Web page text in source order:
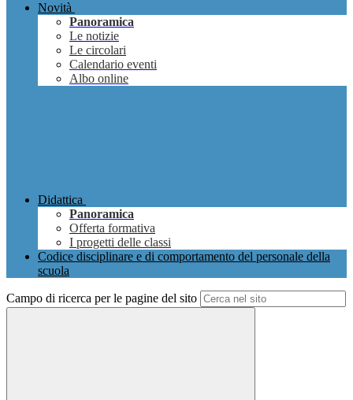
Novità
Panoramica
Le notizie
Le circolari
Calendario eventi
Albo online
Didattica
Panoramica
Offerta formativa
I progetti delle classi
Codice disciplinare e di comportamento del personale della
scuola
Campo di ricerca per le pagine del sito